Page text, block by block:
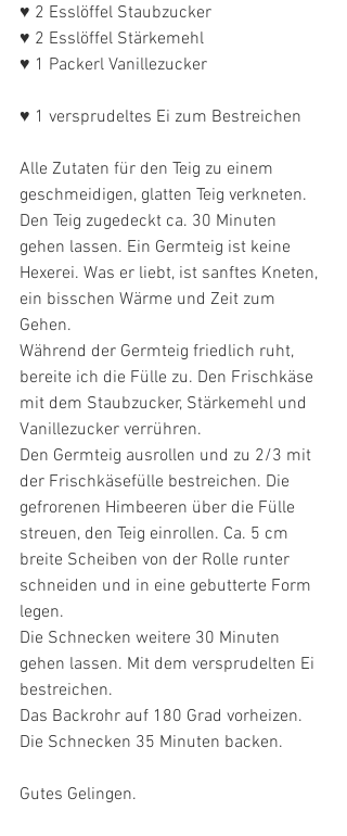
♥ 2 Esslöffel Staubzucker
♥ 2 Esslöffel Stärkemehl
♥ 1 Packerl Vanillezucker
♥ 1 versprudeltes Ei zum Bestreichen
Alle Zutaten für den Teig zu einem
geschmeidigen, glatten Teig verkneten.
Den Teig zugedeckt ca. 30 Minuten
gehen lassen. Ein Germteig ist keine
Hexerei. Was er liebt, ist sanftes Kneten,
ein bisschen Wärme und Zeit zum
Gehen.
Während der Germteig friedlich ruht,
bereite ich die Fülle zu. Den Frischkäse
mit dem Staubzucker, Stärkemehl und
Vanillezucker verrühren.
Den Germteig ausrollen und zu 2/3 mit
der Frischkäsefülle bestreichen. Die
gefrorenen Himbeeren über die Fülle
streuen, den Teig einrollen. Ca. 5 cm
breite Scheiben von der Rolle runter
schneiden und in eine gebutterte Form
legen.
Die Schnecken weitere 30 Minuten
gehen lassen. Mit dem versprudelten Ei
bestreichen.
Das Backrohr auf 180 Grad vorheizen.
Die Schnecken 35 Minuten backen.
Gutes Gelingen.